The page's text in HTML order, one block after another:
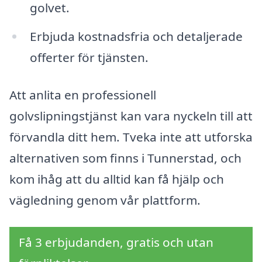
golvet.
Erbjuda kostnadsfria och detaljerade
offerter för tjänsten.
Att anlita en professionell
golvslipningstjänst kan vara nyckeln till att
förvandla ditt hem. Tveka inte att utforska
alternativen som finns i Tunnerstad, och
kom ihåg att du alltid kan få hjälp och
vägledning genom vår plattform.
Få 3 erbjudanden, gratis och utan